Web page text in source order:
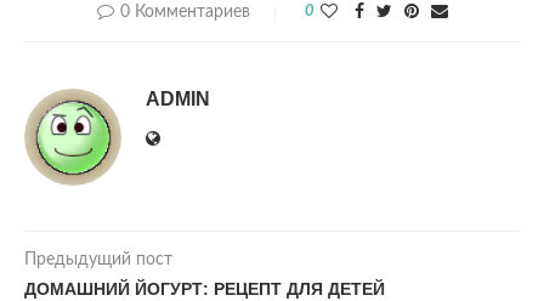
0 Комментариев 0
ADMIN
Предыдущий пост
ДОМАШНИЙ ЙОГУРТ: РЕЦЕПТ ДЛЯ ДЕТЕЙ